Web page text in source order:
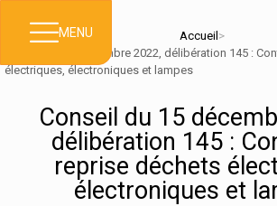
MENU Accueil >
Conseil du 15 décembre 2022, délibération 145 :
électriques, électroniques et lampes
Conseil du 15
délibération 145 :
reprise déchets
électroniques et